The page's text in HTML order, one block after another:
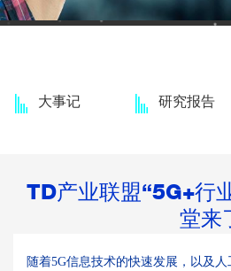
大事记 研究报告
TD产业联盟“5G+行
堂来
随着5G信息技术的快速发展，以及